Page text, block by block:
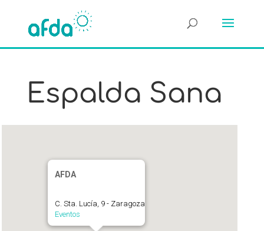
Espalda Sana
AFDA
C. Sta. Lucía, 9 - Zaragoza
Eventos